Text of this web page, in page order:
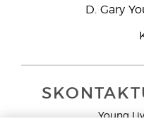
D. Gary
Young